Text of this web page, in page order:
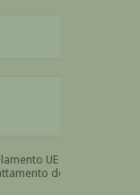
UE n.
dare il consenso